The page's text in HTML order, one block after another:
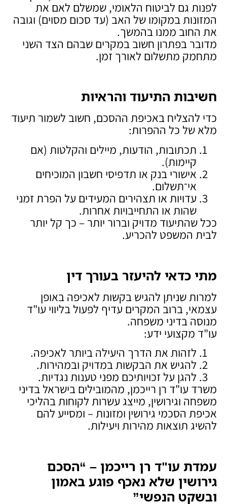
לפנות גם לביטוח הלאומי, שמשלם לאם את
המזונות במקומו של האב (עד סכום מסוים) וגובה
את החוב ממנו בהמשך.
מדובר בפתרון חשוב במקרים שבהם הצד השני
מתחמק מתשלום לאורך זמן.
חשיבות התיעוד והראיות
כדי להצליח באכיפת ההסכם, חשוב לשמור תיעוד
מלא של כל ההפרות:
תכתובות, הודעות, מיילים והקלטות (אם
קיימות).
אישורי בנק או תדפיסי חשבון המוכיחים
אי־תשלום.
עדויות או תצהירים המעידים על הפרת זמני
שהות או התחייבויות אחרות.
ככל שהתיעוד מדויק וברור יותר – כך קל יותר
לבית המשפט להכריע.
מתי כדאי להיעזר בעורך דין
למרות שניתן להגיש בקשות לאכיפה באופן
עצמאי, ברוב המקרים עדיף לפעול בליווי עו"ד
מנוסה בדיני משפחה.
עו"ד מקצועי ידע:
לזהות את הדרך היעילה ביותר לאכיפה.
להגיש את הבקשות במדויק ובמהירות.
להגן על זכויותיכם מפני טענות נגדיות.
משרד עו"ד רן רייכמן, מהמובילים בישראל בדיני
משפחה וגירושין, מייצג עשרות לקוחות בהליכי
אכיפת הסכמי גירושין ומזונות – ומסייע להם
להשיג תוצאות מהירות ויעילות.
עמדת עו"ד רן רייכמן – “הסכם
גירושין שלא נאכף פוגע באמון
ובשקט הנפשי”